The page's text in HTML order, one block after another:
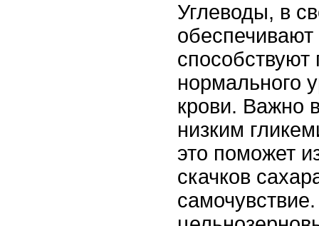
Углеводы, в
обеспечивают
нормального
крови. Важно
низким
это поможет
скачков